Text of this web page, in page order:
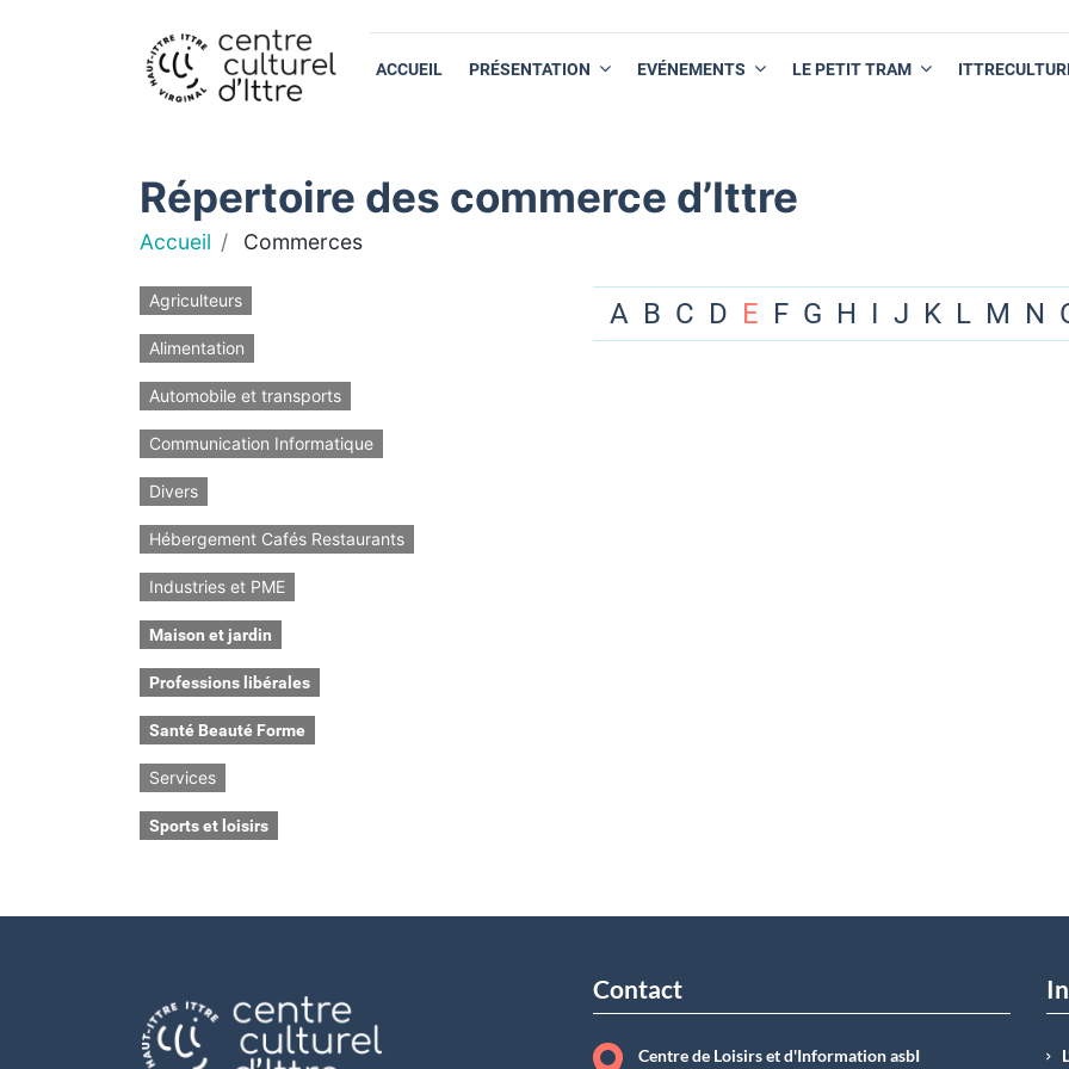
ACCUEIL PRÉSENTATION EVÉNEMENTS LE PETIT TRAM
Répertoire des commerce d’Ittre
Accueil Commerces
Agriculteurs
Alimentation
Automobile et transports
Communication Informatique
Divers
Hébergement Cafés Restaurants
Industries et PME
Maison et jardin
Professions libérales
Santé Beauté Forme
Services
Sports et loisirs
A B C D E F G H I J K L M N
Contact
Centre de Loisirs et d'Information asbI